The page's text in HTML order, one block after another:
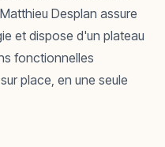
Desplan assure
et dispose d'un plateau
fonctionnelles
place, en une seule